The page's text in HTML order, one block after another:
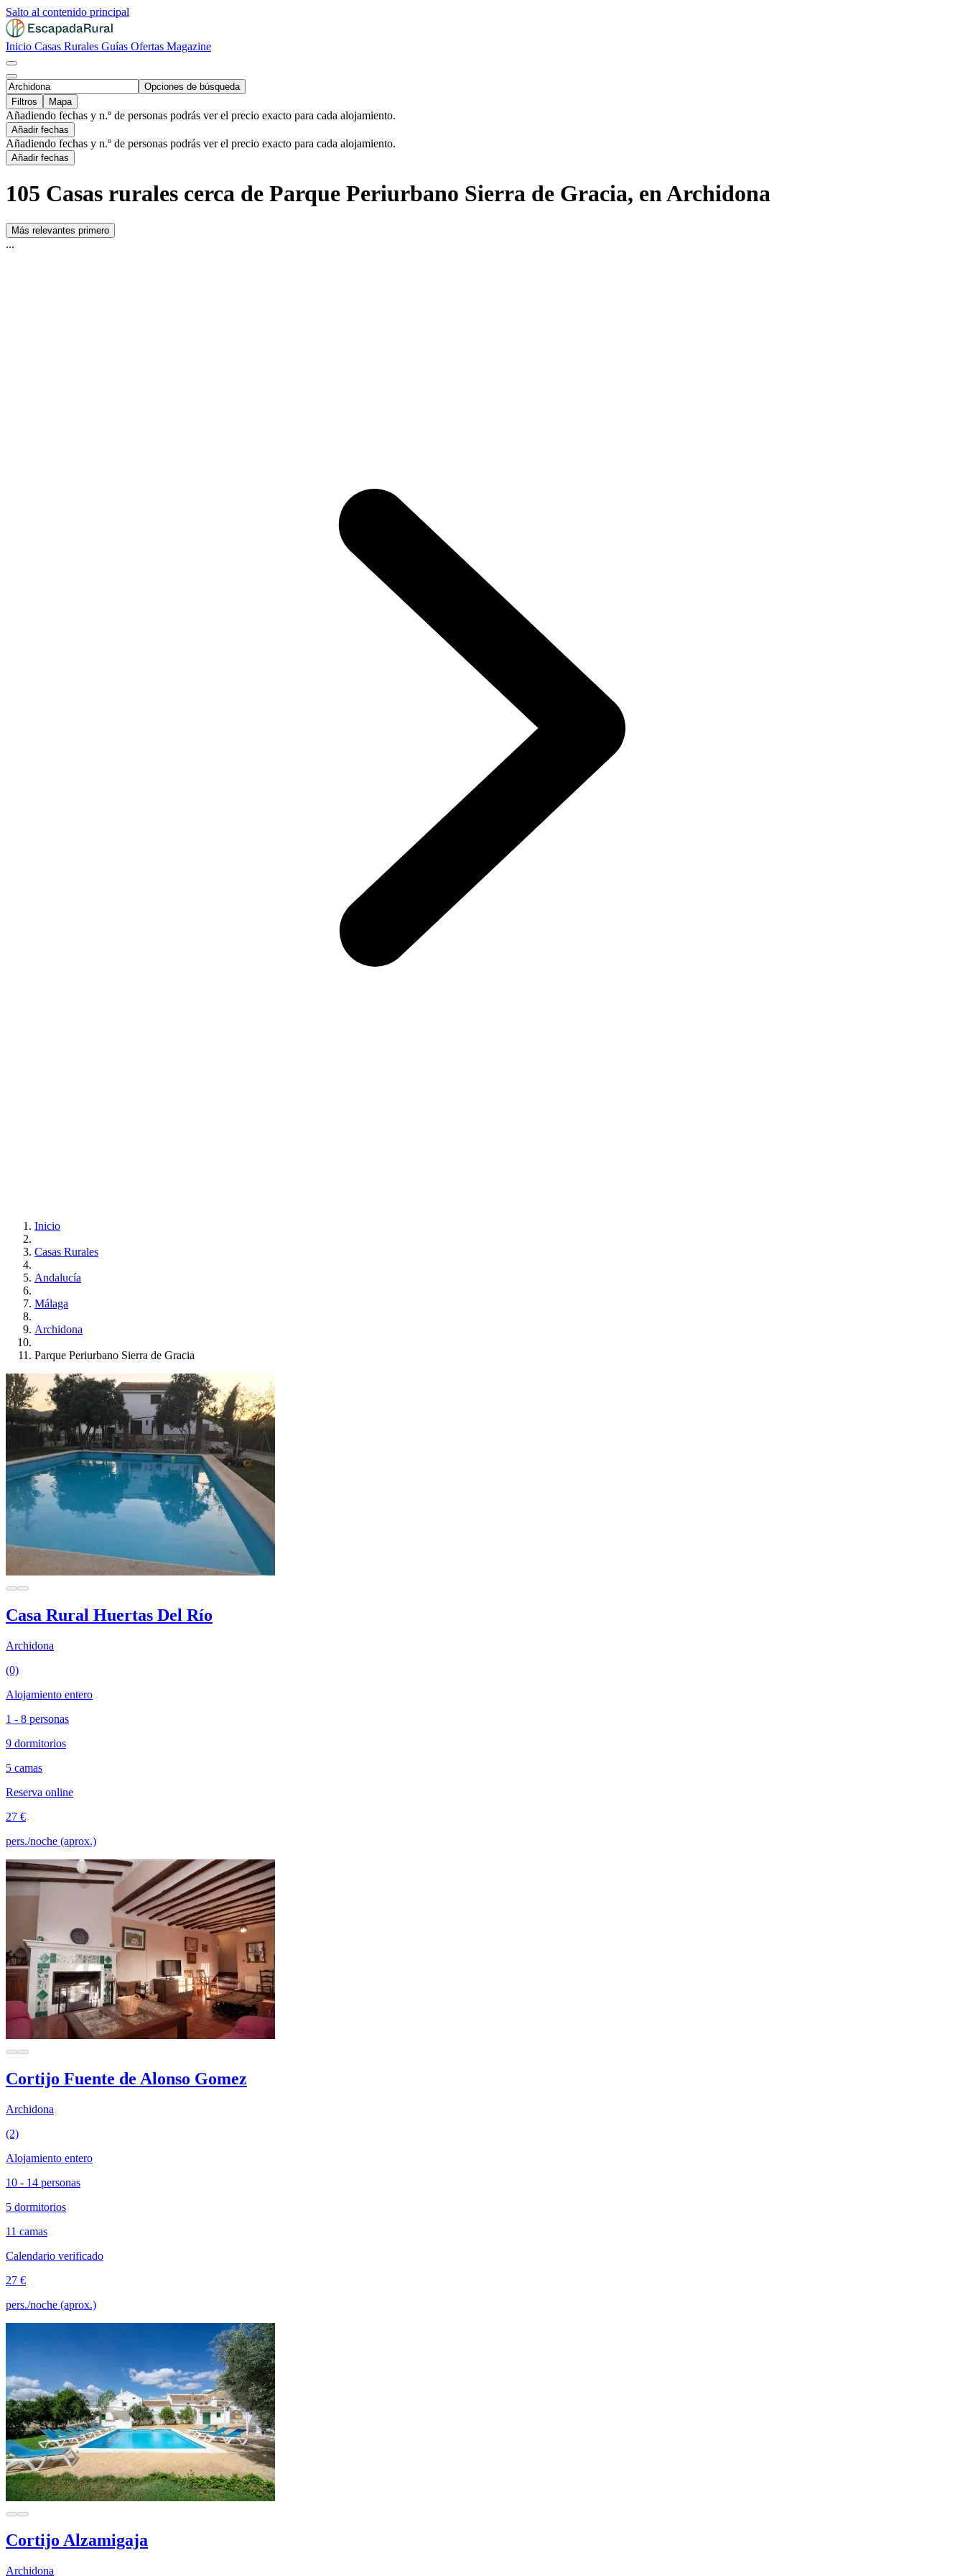
Salto al contenido principal
Inicio Casas Rurales Guías Ofertas Magazine
Opciones de búsqueda
Filtros
Mapa
Añadiendo fechas y n.º de personas podrás ver el precio exacto para cada alojamiento.
Añadir fechas
Añadiendo fechas y n.º de personas podrás ver el precio exacto para cada alojamiento.
Añadir fechas
105 Casas rurales cerca de Parque Periurbano Sierra de Gracia, en Archidona
Más relevantes primero
...
Inicio
Casas Rurales
Andalucía
Málaga
Archidona
Parque Periurbano Sierra de Gracia
Casa Rural Huertas Del Río
Archidona
(0)
Alojamiento entero
1 - 8 personas
9 dormitorios
5 camas
Reserva online
27 €
pers./noche (aprox.)
Cortijo Fuente de Alonso Gomez
Archidona
(2)
Alojamiento entero
10 - 14 personas
5 dormitorios
11 camas
Calendario verificado
27 €
pers./noche (aprox.)
Cortijo Alzamigaja
Archidona